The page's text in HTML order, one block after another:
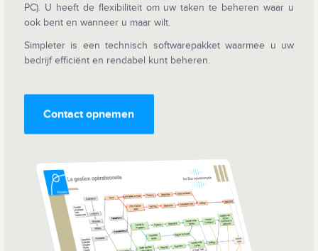
PC). U heeft de flexibiliteit om uw taken te beheren waar u
ook bent en wanneer u maar wilt.
Simpleter is een technisch softwarepakket waarmee u uw
bedrijf efficiënt en rendabel kunt beheren.
Contact opnemen